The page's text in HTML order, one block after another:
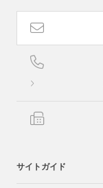
サイトガイド